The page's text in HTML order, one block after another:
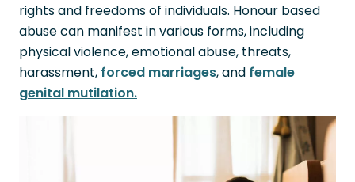
rights and freedoms of individuals. Honour based
abuse can manifest in various forms, including
physical violence, emotional abuse, threats,
harassment, forced marriages, and female
genital mutilation.